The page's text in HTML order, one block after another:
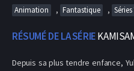
Animation , Fantastique , Séries
RÉSUMÉ DE LA SÉRIE
Depuis sa plus tendre enfance,